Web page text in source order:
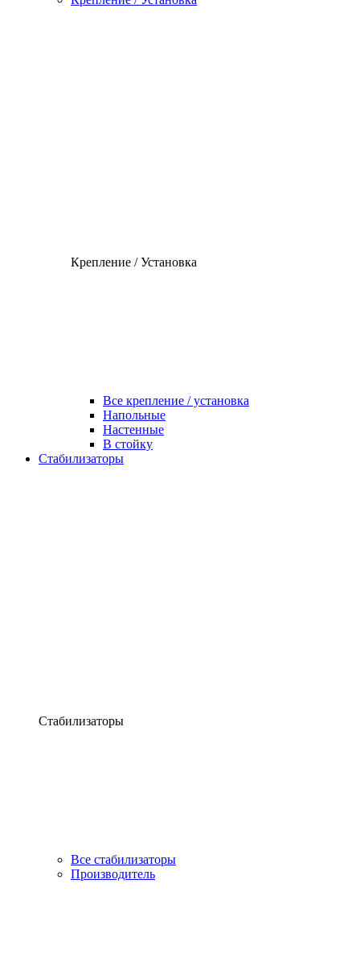
Крепление / Установка
Все крепление / установка
Напольные
Настенные
В стойку
Стабилизаторы
Стабилизаторы
Все стабилизаторы
Производитель